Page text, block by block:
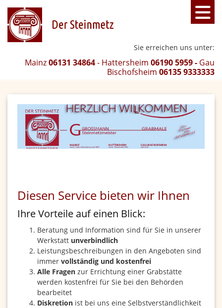
Sie erreichen uns unter:
Mainz06131 34864- Hattersheim 06190 5959 - Gau
Bischofsheim 06135 9333333
Diesen Service bieten wir Ihnen
Ihre Vorteile auf einen Blick:
Beratung und Information sind für Sie in unserer
Werkstatt unverbindlich
Leistungsbeschreibungen in den Angeboten sind
immer vollständig und kostenfrei
Alle Fragen zur Errichtung einer Grabstätte
werden kostenfrei für Sie bei den Behörden
bearbeitet
Diskretion ist bei uns eine Selbstverständlichkeit